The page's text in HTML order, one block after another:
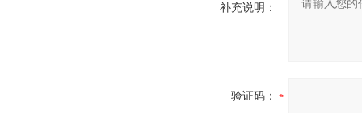
补充说明：
验证码：